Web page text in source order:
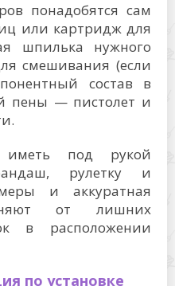
понадобятся сам
или картридж для
шпилька нужного
смешивания (если
состав в
пены — пистолет и
иметь под рукой
рулетку и
и аккуратная
от лишних
в расположении
по установке